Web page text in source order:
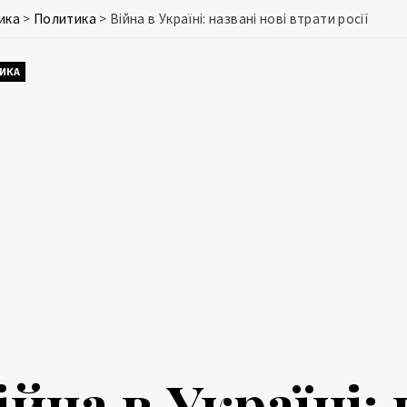
> Политика > Війна в Україні: названі нові втрати росії